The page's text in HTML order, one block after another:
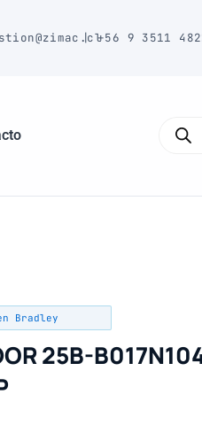
|+56 9 3511
Bradley
25B-